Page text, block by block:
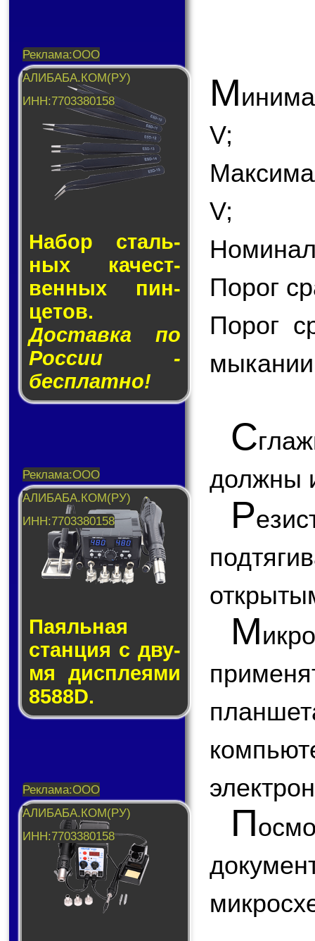
Набор сталь­
ных ка­чест­
вен­ных пин­
це­тов.
Доставка по
России -
бесплатно!
Паяльная
стан­ция с дву­
мя дис­пле­я­ми
8588D.
М
V;
V;
Порог
Порог
С
должны
Р
М
П